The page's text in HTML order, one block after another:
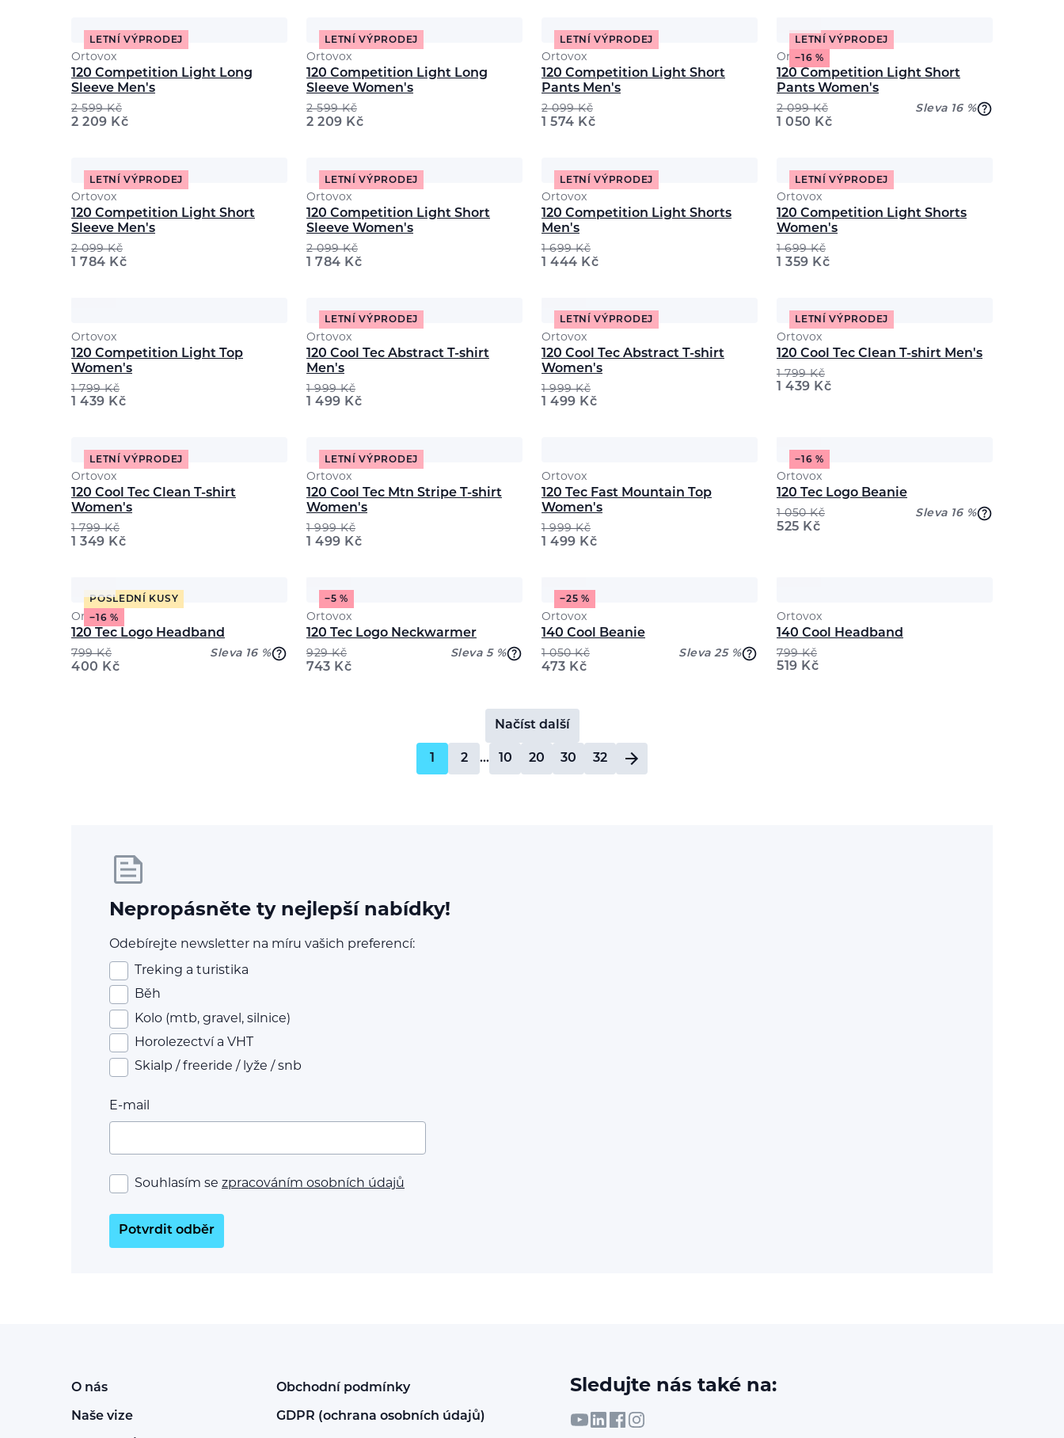
LETNÍ VÝPRODEJ
Ortovox
120 Competition Light Long
Sleeve Men's
2 599Kč
2 209 Kč
LETNÍ VÝPRODEJ
Ortovox
120 Competition Light Long
Sleeve Women's
2 599Kč
2 209 Kč
LETNÍ VÝPRODEJ
Ortovox
120 Competition Light Short
Pants Men's
2 099Kč
1 574 Kč
LETNÍ VÝPRODEJ
−16 %
Ortovox
120 Competition Light Short
Pants Women's
2 099Kč Sleva 16 %
1 050 Kč
LETNÍ VÝPRODEJ
Ortovox
120 Competition Light Short
Sleeve Men's
2 099Kč
1 784 Kč
LETNÍ VÝPRODEJ
Ortovox
120 Competition Light Short
Sleeve Women's
2 099Kč
1 784 Kč
LETNÍ VÝPRODEJ
Ortovox
120 Competition Light Shorts
Men's
1 699Kč
1 444 Kč
LETNÍ VÝPRODEJ
Ortovox
120 Competition Light Shorts
Women's
1 699Kč
1 359 Kč
Ortovox
120 Competition Light Top
Women's
1 799Kč
1 439 Kč
LETNÍ VÝPRODEJ
Ortovox
120 Cool Tec Abstract T-shirt
Men's
1 999Kč
1 499 Kč
LETNÍ VÝPRODEJ
Ortovox
120 Cool Tec Abstract T-shirt
Women's
1 999Kč
1 499 Kč
LETNÍ VÝPRODEJ
Ortovox
120 Cool Tec Clean T-shirt Men's
1 799Kč
1 439 Kč
LETNÍ VÝPRODEJ
Ortovox
120 Cool Tec Clean T-shirt
Women's
1 799Kč
1 349 Kč
LETNÍ VÝPRODEJ
Ortovox
120 Cool Tec Mtn Stripe T-shirt
Women's
1 999Kč
1 499 Kč
Ortovox
120 Tec Fast Mountain Top
Women's
1 999Kč
1 499 Kč
−16 %
Ortovox
120 Tec Logo Beanie
1 050Kč Sleva 16 %
525 Kč
POSLEDNÍ KUSY
−16 %
Ortovox
120 Tec Logo Headband
799Kč Sleva 16 %
400 Kč
−5 %
Ortovox
120 Tec Logo Neckwarmer
929Kč Sleva 5 %
743 Kč
−25 %
Ortovox
140 Cool Beanie
1 050Kč Sleva 25 %
473 Kč
Ortovox
140 Cool Headband
799Kč
519 Kč
Načíst další
2 … 10 20 30 32
Nepropásněte ty nejlepší nabídky!
Odebírejte newsletter na míru vašich preferencí:
Treking a turistika
Běh
Kolo (mtb, gravel, silnice)
Horolezectví a VHT
Skialp / freeride / lyže / snb
E-mail
Souhlasím se zpracováním osobních údajů
Potvrdit odběr
O nás
Naše vize
Obchodní podmínky
GDPR (ochrana osobních údajů)
Sledujte nás také na: